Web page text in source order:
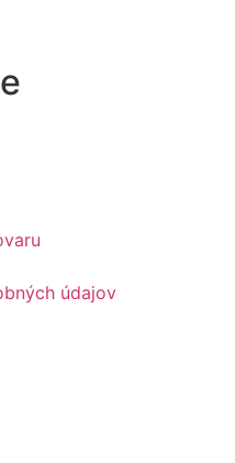
údajov